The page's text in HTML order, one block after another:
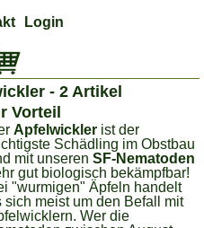
Login
- 2 Artikel
Vorteil
Apfelwickler ist der
Schädling im Obstbau
mit unseren SF-Nematoden
gut biologisch bekämpfbar!
"wurmigen" Äpfeln handelt
sich meist um den Befall mit
Wer die